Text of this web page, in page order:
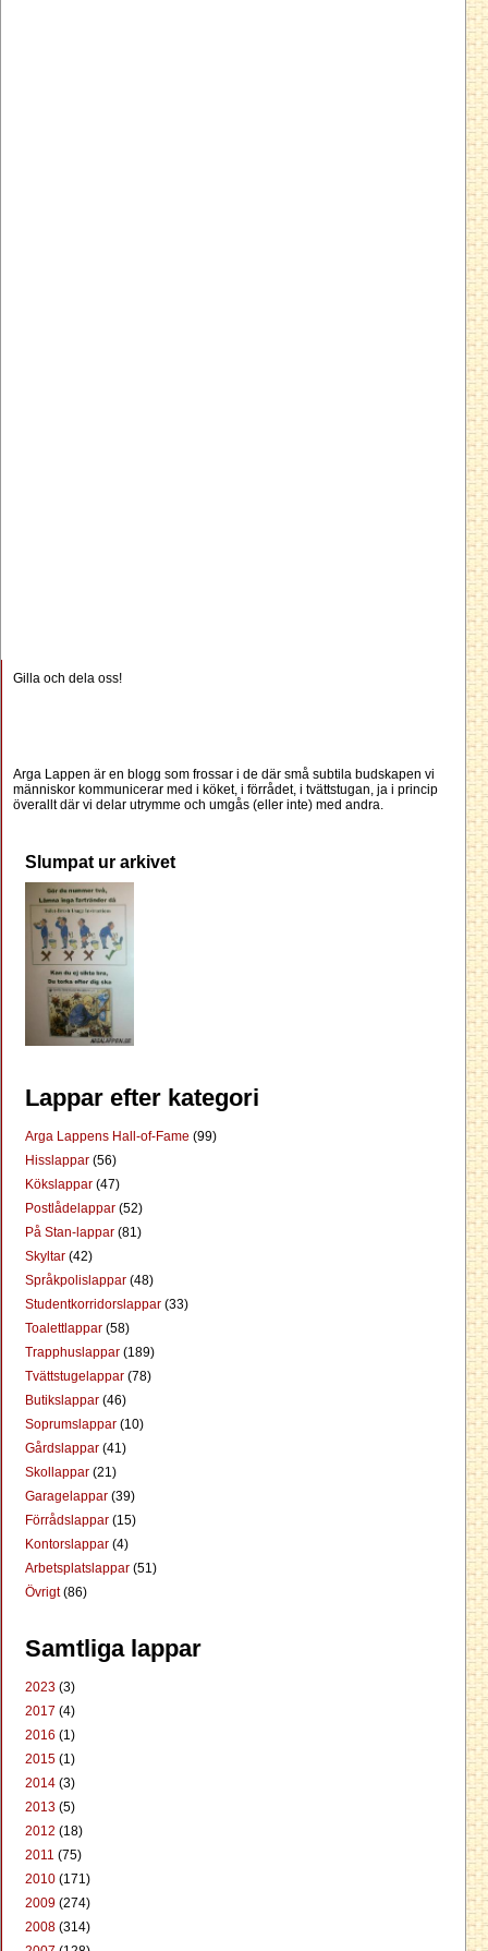
Gilla och dela oss!
Arga Lappen är en blogg som frossar i de där små subtila budskapen vi
människor kommunicerar med i köket, i förrådet, i tvättstugan, ja i princip
överallt där vi delar utrymme och umgås (eller inte) med andra.
Slumpat ur arkivet
Lappar efter kategori
Arga Lappens Hall-of-Fame (99)
Hisslappar (56)
Kökslappar (47)
Postlådelappar (52)
På Stan-lappar (81)
Skyltar (42)
Språkpolislappar (48)
Studentkorridorslappar (33)
Toalettlappar (58)
Trapphuslappar (189)
Tvättstugelappar (78)
Butikslappar (46)
Soprumslappar (10)
Gårdslappar (41)
Skollappar (21)
Garagelappar (39)
Förrådslappar (15)
Kontorslappar (4)
Arbetsplatslappar (51)
Övrigt(86)
Samtliga lappar
2023 (3)
2017 (4)
2016 (1)
2015 (1)
2014 (3)
2013 (5)
2012 (18)
2011 (75)
2010 (171)
2009 (274)
2008 (314)